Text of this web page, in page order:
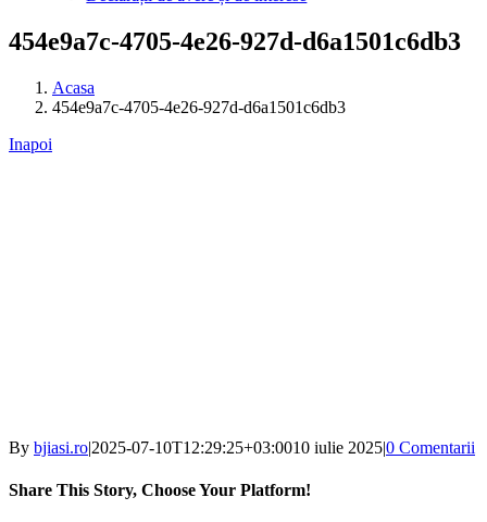
454e9a7c-4705-4e26-927d-d6a1501c6db3
Acasa
454e9a7c-4705-4e26-927d-d6a1501c6db3
Inapoi
By bjiasi.ro|2025-07-10T12:29:25+03:0010 iulie 2025|0 Comentarii
Share This Story, Choose Your Platform!